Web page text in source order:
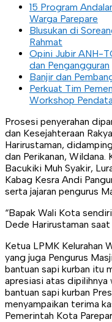
15 Program
Warga Parepare
Blusukan di
Rahmat
Opini Jubir ANH-
dan Pengangguran
Banjir dan
Perkuat Tim
Workshop
Prosesi penyerahan
dan Kesejahteraan
Harirustaman,
dan Perikanan,
Bacukiki Muh Syakir,
Kabag Kesra Andi
serta jajaran pengurus
“Bapak Wali Kota
Dede Harirustaman
Ketua LPMK Kelurahan
yang juga Pengurus
bantuan sapi kurban itu
apresiasi atas
bantuan sapi kurban
menyampaikan terima
Pemerintah Kota